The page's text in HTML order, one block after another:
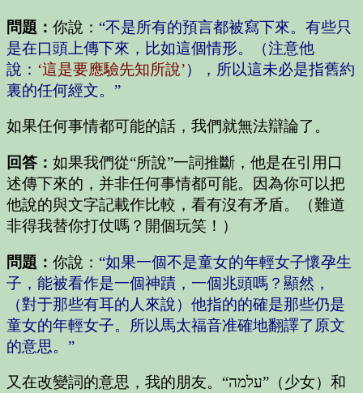
問題： 你說： “不是所有的預言都被寫下來。有些只
是在口頭上傳下來，比如這個情形。（注意他
說： ‘這是要應驗先知所說’），所以這未必是指舊約
裏的任何經文。”
如果任何事情都可能的話，我們就無法辯論了。
回答： 如果我們從“所說”一詞推斷，他是在引用口
述傳下來的，并非任何事情都可能。因為你可以把
他說的與文字記載作比較，看有沒有矛盾。（難道
非得我替你打仗嗎？開個玩笑！）
問題： 你說： “如果一個不是童女的年輕女子懷孕生
子，能被看作是一個神蹟，一個兆頭嗎？顯然，
（對于那些有耳的人來說）他指的的確是那些仍是
童女的年輕女子。所以馬太福音准確地翻譯了原文
的意思。”
又在改變詞的意思，我的朋友。“עלמה”（少女）和